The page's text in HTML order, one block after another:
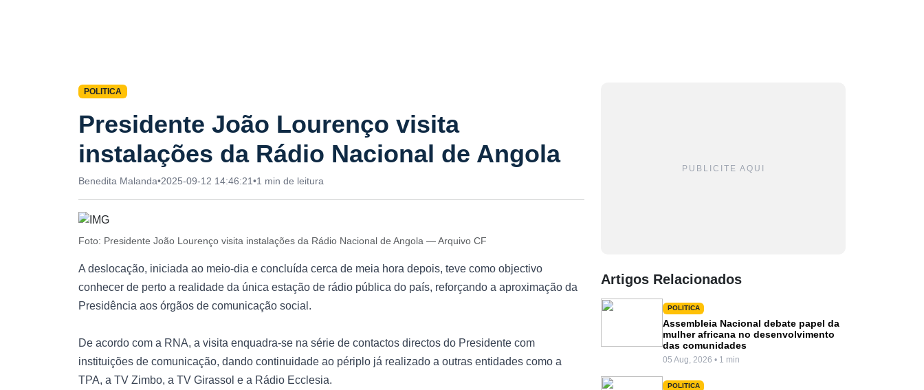
POLITICA
Presidente João Lourenço visita
instalações da Rádio Nacional de Angola
Benedita Malanda•2025-09-12 14:46:21•1 min de leitura
Foto: Presidente João Lourenço visita instalações da Rádio Nacional de Angola — Arquivo CF
A deslocação, iniciada ao meio-dia e concluída cerca de meia hora depois, teve como objectivo
conhecer de perto a realidade da única estação de rádio pública do país, reforçando a aproximação da
Presidência aos órgãos de comunicação social.
De acordo com a RNA, a visita enquadra-se na série de contactos directos do Presidente com
instituições de comunicação, dando continuidade ao périplo já realizado a outras entidades como a
TPA, a TV Zimbo, a TV Girassol e a Rádio Ecclesia.
PUBLICITE AQUI
Artigos Relacionados
POLITICA
Assembleia Nacional debate papel da
mulher africana no desenvolvimento
das comunidades
05 Aug, 2026 • 1 min
POLITICA